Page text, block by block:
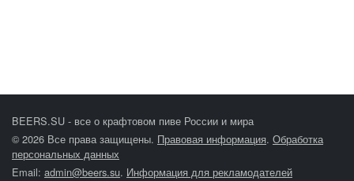
BEERS.SU - все о крафтовом пиве России и мира
© 2026 Все права защищены. Правовая информация. Обработка
персональных данных
Email: admin@beers.su. Информация для рекламодателей